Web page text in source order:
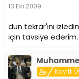
13 Eki 2009
dün tekrar'ını
için tavsiye ederim.
Kayıtlı